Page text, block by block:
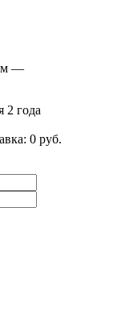
—
2 года
0 руб.